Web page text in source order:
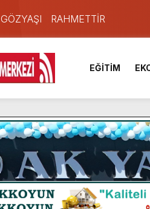
GÖZYAŞI RAHMETTİR
Afşin Sağlık Yüksek Okulu ve
Onikişubat Belediyesi’nin
Uluslararası Bisiklet
NOTER ONAYLI TYP LİSTESİ
KAFUM Fuar Alanı Bulut ve
Afşinli bir hemşehrimizin de
Madrigal, Perşembe Günü
KEDİNİZ Mİ VAR?
İklim Dirençli Tarım İçin Güç Birliği.
EĞİTİM